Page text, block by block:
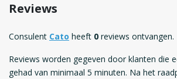
Reviews
Consulent Cato heeft 0 reviews ontvangen.
Reviews worden gegeven door klanten die
gehad van minimaal 5 minuten. Na het